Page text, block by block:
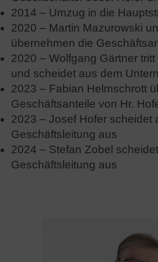
2014 – Umzug in die
2020 – Martin Mazurowski
übernehmen die
2020 – Wolfgang Gärtner
und scheidet aus dem
2023 – Fabian Helmschrott
Geschäftsanteile von Hr.
2023 – Josef Hofer scheidet
Geschäftsleitung aus
2024 – Stefan Zobel
Geschäftsleitung aus